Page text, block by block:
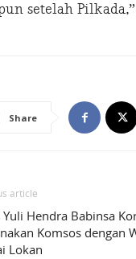
setelah
Share
article
Yuli Hendra Babinsa
Komsos dengan
Lokan